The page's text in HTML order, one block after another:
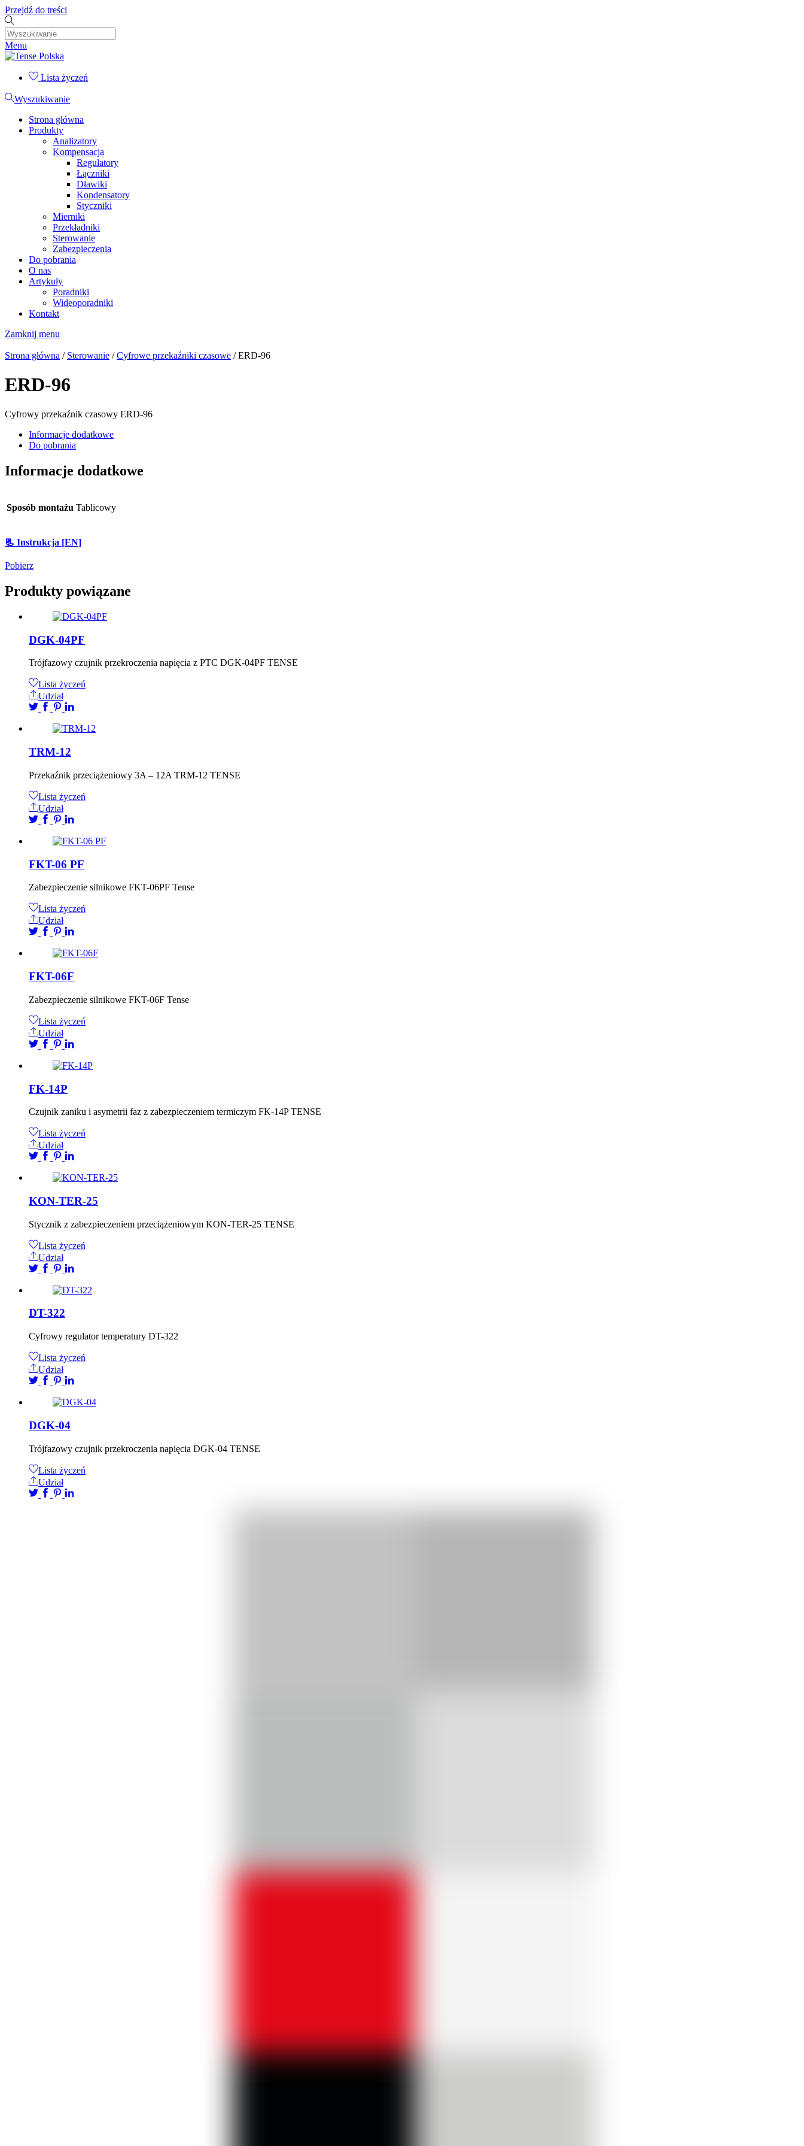
Przejdź do treści
Menu
Lista życzeń
Wyszukiwanie
Strona główna
Produkty
Analizatory
Kompensacja
Regulatory
Łączniki
Dławiki
Kondensatory
Styczniki
Mierniki
Przekładniki
Sterowanie
Zabezpieczenia
Do pobrania
O nas
Artykuły
Poradniki
Wideoporadniki
Kontakt
Zamknij menu
Strona główna / Sterowanie /Cyfrowe przekaźniki czasowe / ERD-96
ERD-96
Cyfrowy przekaźnik czasowy ERD-96
Informacje dodatkowe
Do pobrania
Informacje dodatkowe
Sposób montażu Tablicowy
📃 Instrukcja [EN]
Pobierz
Produkty powiązane
DGK-04PF
Trójfazowy czujnik przekroczenia napięcia z PTC DGK-04PF TENSE
Lista życzeń
Udział
TRM-12
Przekaźnik przeciążeniowy 3A – 12A TRM-12 TENSE
Lista życzeń
Udział
FKT-06 PF
Zabezpieczenie silnikowe FKT-06PF Tense
Lista życzeń
Udział
FKT-06F
Zabezpieczenie silnikowe FKT-06F Tense
Lista życzeń
Udział
FK-14P
Czujnik zaniku i asymetrii faz z zabezpieczeniem termiczym FK-14P TENSE
Lista życzeń
Udział
KON-TER-25
Stycznik z zabezpieczeniem przeciążeniowym KON-TER-25 TENSE
Lista życzeń
Udział
DT-322
Cyfrowy regulator temperatury DT-322
Lista życzeń
Udział
DGK-04
Trójfazowy czujnik przekroczenia napięcia DGK-04 TENSE
Lista życzeń
Udział